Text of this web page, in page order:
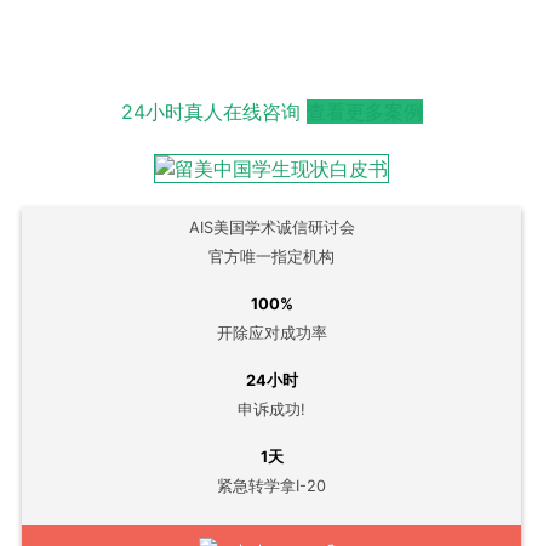
24小时真人在线咨询
AIS美国学术诚信研讨会
官方唯一指定机构
100%
开除应对成功率
24小时
申诉成功!
1天
紧急转学拿I-20